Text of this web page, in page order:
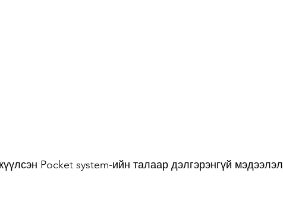
Pocket system-ийн талаар дэлгэрэнгүй мэдээлэл